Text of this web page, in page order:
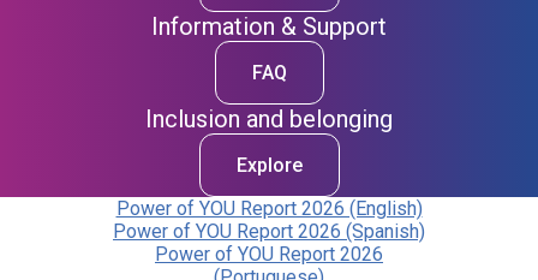
Information & Support
FAQ
Inclusion and belonging
Explore
Power of YOU Report 2026 (English)
Power of YOU Report 2026 (Spanish)
Power of YOU Report 2026